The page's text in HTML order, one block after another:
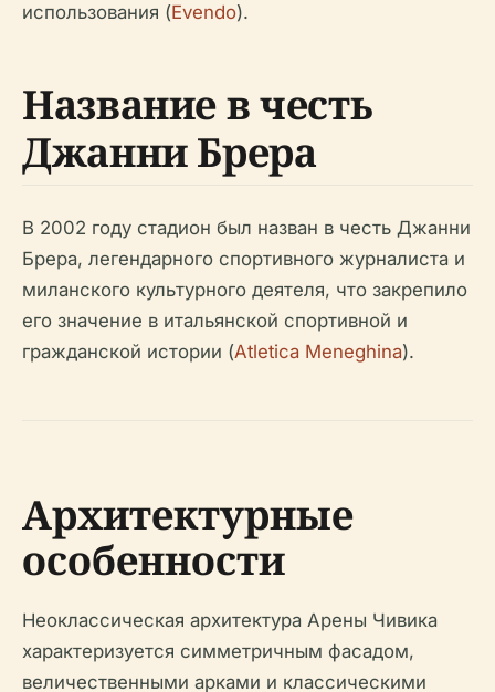
использования (Evendo).
Название в честь
Джанни Брера
В 2002 году стадион был назван в честь Джанни
Брера, легендарного спортивного журналиста и
миланского культурного деятеля, что закрепило
его значение в итальянской спортивной и
гражданской истории (Atletica Meneghina).
Архитектурные
особенности
Неоклассическая архитектура Арены Чивика
характеризуется симметричным фасадом,
величественными арками и классическими